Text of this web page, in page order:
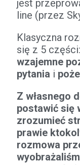
jest
line (przez
Klasyczna
się z 5 części:
wzajemne
pytania i
Z własnego
postawić się
zrozumieć
prawie
rozmowa